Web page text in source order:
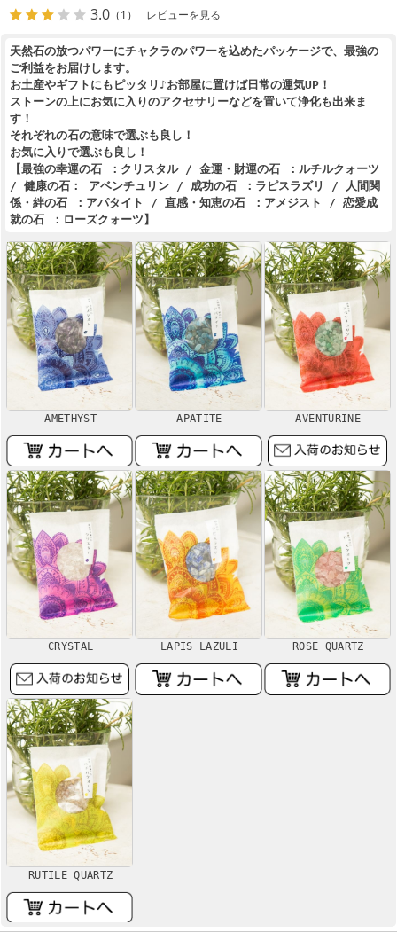
3.0 （1） レビューを見る
天然石の放つパワーにチャクラのパワーを込めたパッケージで、最強の
ご利益をお届けします。
お土産やギフトにもピッタリ♪お部屋に置けば日常の運気UP！
ストーンの上にお気に入りのアクセサリーなどを置いて浄化も出来ま
す！
それぞれの石の意味で選ぶも良し！
お気に入りで選ぶも良し！
【最強の幸運の石 ：クリスタル / 金運・財運の石 ：ルチルクォーツ
/ 健康の石： アベンチュリン / 成功の石 ：ラピスラズリ / 人間関
係・絆の石 ：アパタイト / 直感・知恵の石 ：アメジスト / 恋愛成
就の石 ：ローズクォーツ】
AMETHYST APATITE AVENTURINE
CRYSTAL LAPIS LAZULI ROSE QUARTZ
RUTILE QUARTZ